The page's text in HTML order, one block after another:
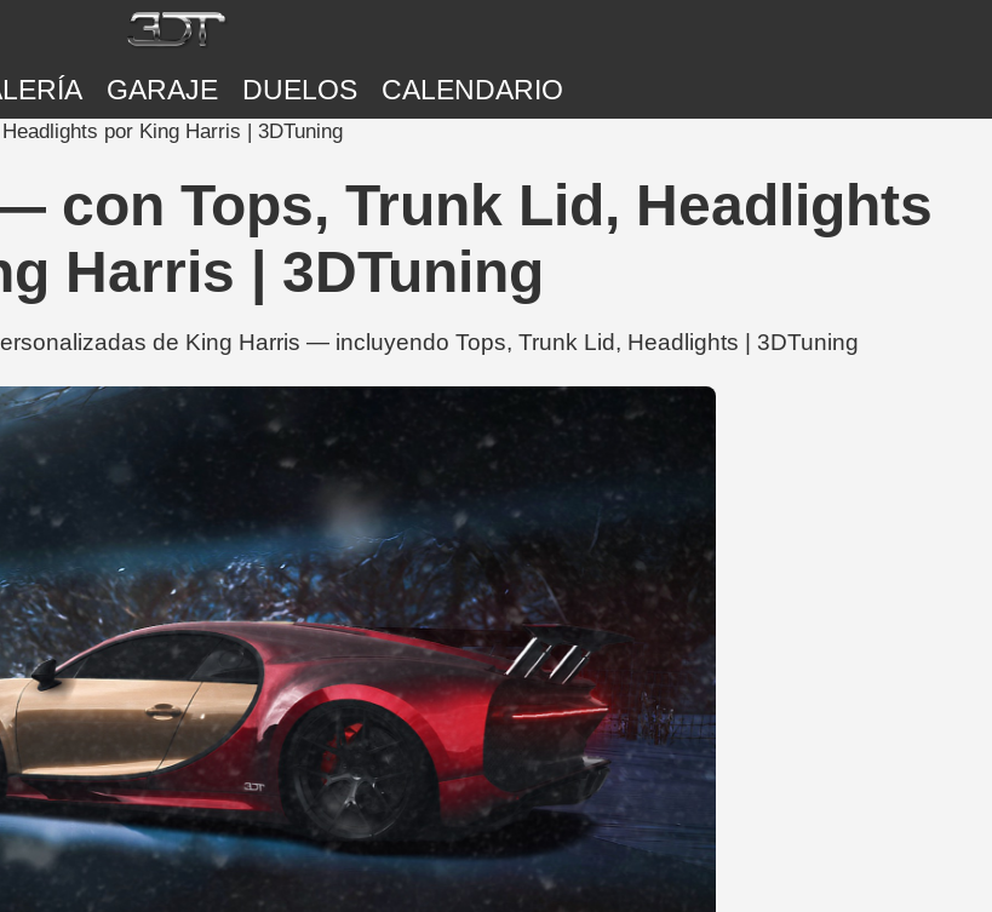
GARAJE DUELOS CALENDARIO
por King Harris | 3DTuning
con Tops, Trunk Lid, Headlights
Harris | 3DTuning
de King Harris — incluyendo Tops, Trunk Lid, Headlights | 3DTuning